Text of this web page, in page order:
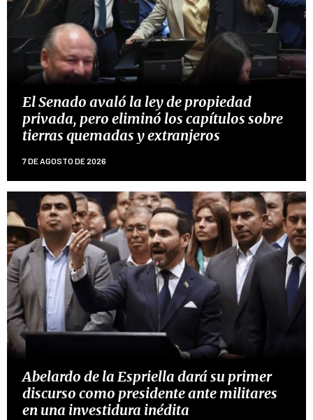
El Senado avaló la ley de propiedad
privada, pero eliminó los capítulos sobre
tierras quemadas y extranjeros
7 DE AGOSTO DE 2026
Abelardo de la Espriella dará su primer
discurso como presidente ante militares
en una investidura inédita